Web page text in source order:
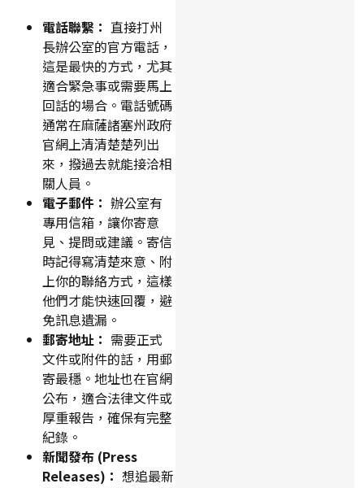
電話聯繫： 直接打州
長辦公室的官方電話，
這是最快的方式，尤其
適合緊急事或需要馬上
回話的場合。電話號碼
通常在麻薩諸塞州政府
官網上清清楚楚列出
來，撥過去就能接洽相
關人員。
電子郵件： 辦公室有
專用信箱，讓你寄意
見、提問或建議。寄信
時記得寫清楚來意、附
上你的聯絡方式，這樣
他們才能快速回覆，避
免訊息遺漏。
郵寄地址： 需要正式
文件或附件的話，用郵
寄最穩。地址也在官網
公布，適合法律文件或
厚重報告，確保有完整
紀錄。
新聞發布 (Press
Releases)： 想追最新